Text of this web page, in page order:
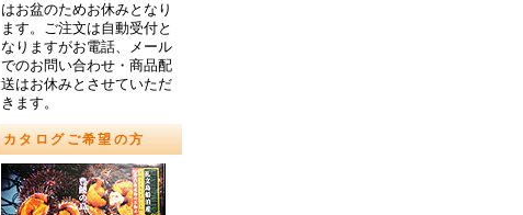
はお盆のためお休みとなり
ます。ご注文は自動受付と
なりますがお電話、メール
でのお問い合わせ・商品配
送はお休みとさせていただ
きます。
カタログご希望の方